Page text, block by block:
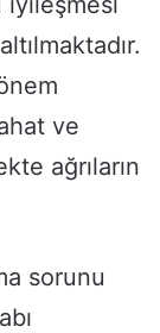
ve
ağrıların
sorunu